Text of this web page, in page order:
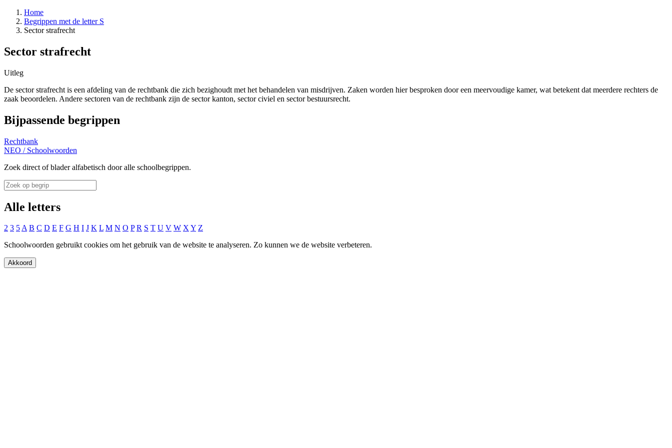
Home
Begrippen met de letter S
Sector strafrecht
Sector strafrecht
Uitleg
De sector strafrecht is een afdeling van de rechtbank die zich bezighoudt met het behandelen van misdrijven. Zaken worden hier besproken door een meervoudige kamer, wat betekent dat meerdere rechters de
zaak beoordelen. Andere sectoren van de rechtbank zijn de sector kanton, sector civiel en sector bestuursrecht.
Bijpassende begrippen
Rechtbank
NEO / Schoolwoorden
Zoek direct of blader alfabetisch door alle schoolbegrippen.
Alle letters
2 3 5A B C D E F G H I J K L M N O P R S T U V W XY Z
Schoolwoorden gebruikt cookies om het gebruik van de website te analyseren. Zo kunnen we de website verbeteren.
Akkoord